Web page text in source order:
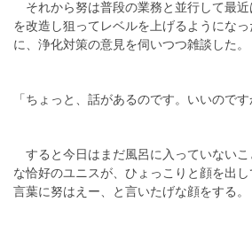
それから努は普段の業務と並行して最
を改造し狙ってレベルを上げるようにな
に、浄化対策の意見を伺いつつ雑談した。
「ちょっと、話があるのです。いいのです
すると今日はまだ風呂に入っていないこ
な恰好のユニスが、ひょっこりと顔を出
言葉に努はえー、と言いたげな顔をする。